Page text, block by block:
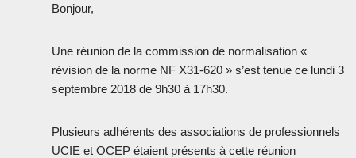
Bonjour,
Une réunion de la commission de normalisation «
révision de la norme NF X31-620 » s’est tenue ce lundi 3
septembre 2018 de 9h30 à 17h30.
Plusieurs adhérents des associations de professionnels
UCIE et OCEP étaient présents à cette réunion